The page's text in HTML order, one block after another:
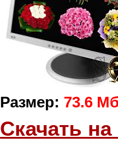
Размер: 73.6
Скачать